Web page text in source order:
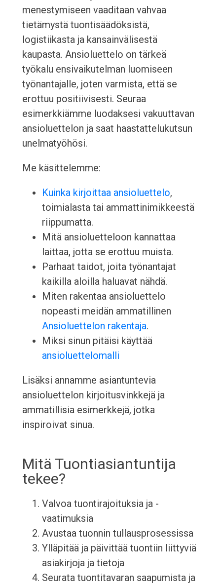
menestymiseen vaaditaan vahvaa
tietämystä tuontisäädöksistä,
logistiikasta ja kansainvälisestä
kaupasta. Ansioluettelo on tärkeä
työkalu ensivaikutelman luomiseen
työnantajalle, joten varmista, että se
erottuu positiivisesti. Seuraa
esimerkkiämme luodaksesi vakuuttavan
ansioluettelon ja saat haastattelukutsun
unelmatyöhösi.
Me käsittelemme:
Kuinka kirjoittaa ansioluettelo,
toimialasta tai ammattinimikkeestä
riippumatta.
Mitä ansioluetteloon kannattaa
laittaa, jotta se erottuu muista.
Parhaat taidot, joita työnantajat
kaikilla aloilla haluavat nähdä.
Miten rakentaa ansioluettelo
nopeasti meidän ammatillinen
Ansioluettelon rakentaja.
Miksi sinun pitäisi käyttää
ansioluettelomalli
Lisäksi annamme asiantuntevia
ansioluettelon kirjoitusvinkkejä ja
ammatillisia esimerkkejä, jotka
inspiroivat sinua.
Mitä Tuontiasiantuntija
tekee?
Valvoa tuontirajoituksia ja -
vaatimuksia
Avustaa tuonnin tullausprosessissa
Ylläpitää ja päivittää tuontiin liittyviä
asiakirjoja ja tietoja
Seurata tuontitavaran saapumista ja